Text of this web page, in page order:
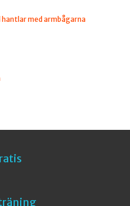
hantlar med armbågarna